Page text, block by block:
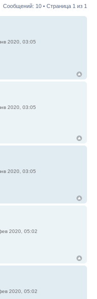
Сообщений: 10 • Страница 1 из 1
2020, 03:05
2020, 03:05
2020, 03:05
2020, 05:02
2020, 05:02